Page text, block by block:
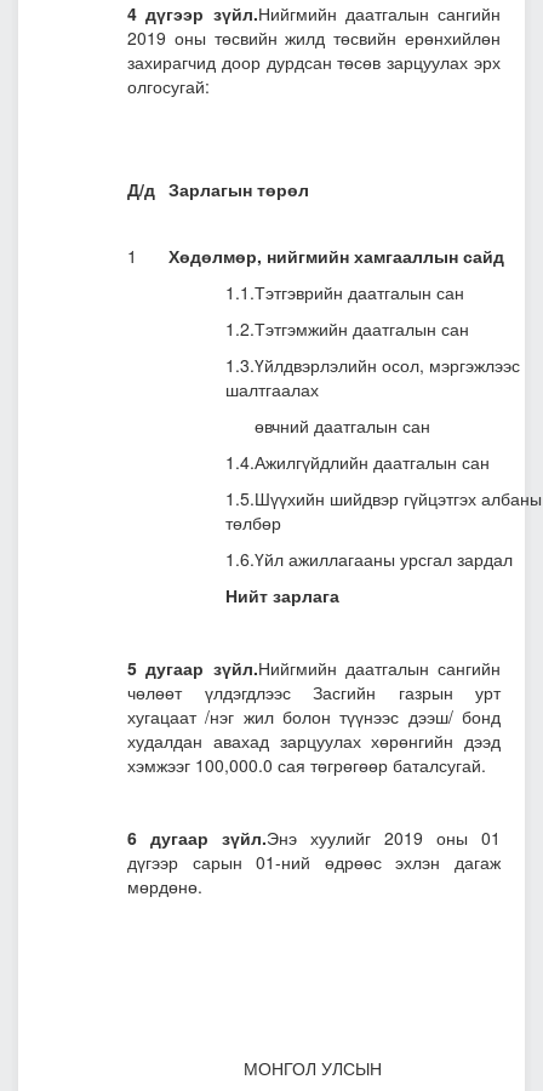
4 дүгээр зүйл.Нийгмийн даатгалын сангийн
2019 оны төсвийн жилд төсвийн ерөнхийлөн
захирагчид доор дурдсан төсөв зарцуулах эрх
олгосугай:
Д/д Зарлагын төрөл
1
Хөдөлмөр, нийгмийн хамгааллын сайд
1.1.Тэтгэврийн даатгалын сан
1.2.Тэтгэмжийн даатгалын сан
1.3.Үйлдвэрлэлийн осол, мэргэжлээс
шалтгаалах
өвчний даатгалын сан
1.4.Ажилгүйдлийн даатгалын сан
1.5.Шүүхийн шийдвэр гүйцэтгэх албаны
төлбөр
1.6.Үйл ажиллагааны урсгал зардал
Нийт зарлага
5 дугаар зүйл.Нийгмийн даатгалын сангийн
чөлөөт үлдэгдлээс Засгийн газрын урт
хугацаат /нэг жил болон түүнээс дээш/ бонд
худалдан авахад зарцуулах хөрөнгийн дээд
хэмжээг 100,000.0 сая төгрөгөөр баталсугай.
6 дугаар зүйл.Энэ хуулийг 2019 оны 01
дүгээр сарын 01-ний өдрөөс эхлэн дагаж
мөрдөнө.
МОНГОЛ УЛСЫН